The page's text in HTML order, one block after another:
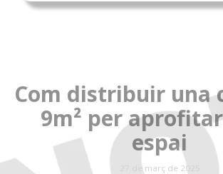
Com distribuir una
9m² per
espai
27 de març de 2025